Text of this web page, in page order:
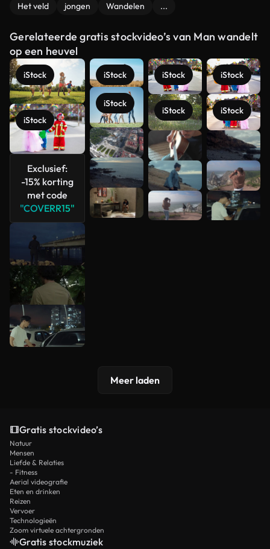
Het veld jongen Wandelen ...
Gerelateerde gratis stockvideo’s van Man wandelt
op een heuvel
iStock
iStock
Exclusief:
-15% korting
met code
"COVERR15"
iStock
iStock
iStock
iStock
iStock
iStock
Meer
bekijken
Meer laden
Gratis stockvideo’s
Natuur
Mensen
Liefde & Relaties
- Fitness
Aerial videografie
Eten en drinken
Reizen
Vervoer
Technologieën
Zoom virtuele achtergronden
Gratis stockmuziek